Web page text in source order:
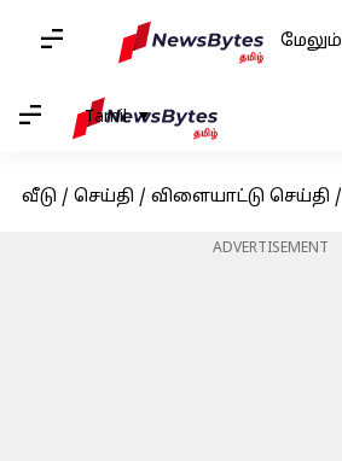
மேலும்
Tamil
வீடு / செய்தி / விளையாட்டு செய்தி /
ADVERTISEMENT